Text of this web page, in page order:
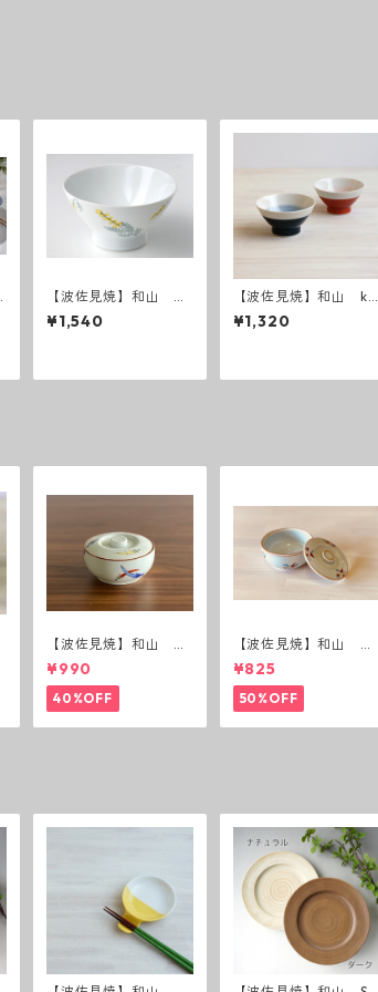
【波佐見焼】和山 和
ミモザ お茶碗
¥1,540
【波佐見焼】和山 ku
rawanka碗 半青・半
赤
¥1,320
【波佐見焼】和山 蓋
付丸鉢(唐辛子)
¥990
40%OFF
【波佐見焼】和山 蓋
付丸鉢(花絵)
¥825
50%OFF